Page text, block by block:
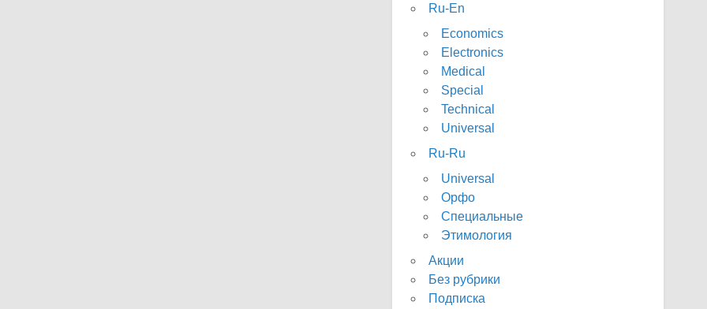
Ru-En
Economics
Electronics
Medical
Special
Technical
Universal
Ru-Ru
Universal
Орфо
Специальные
Этимология
Акции
Без рубрики
Подписка